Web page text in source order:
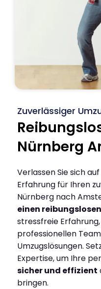
Zuverlässiger
Nürnberg
Verlassen Sie sich
Erfahrung für Ihren
Nürnberg nach
einen
stressfreie
professionellen
Umzugslösungen.
Expertise, um Ihre
sicher und effizient
bringen.